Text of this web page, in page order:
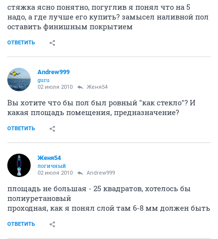
стяжка ясно понятно, погуглив я понял что на 5
надо, а где лучше его купить? замысел наливной пол
оставить финишным покрытием
ОТВЕТИТЬ
Andrew999
guru
02 июля 2010 Женя54
Вы хотите что бы пол был ровный "как стекло"? И
какая площадь помещения, предназначение?
ОТВЕТИТЬ
Женя54
логичный
02 июля 2010 Andrew999
площадь не большая - 25 квадратов, хотелось бы
полиуретановый
проходная, как я понял слой там 6-8 мм должен быть
ОТВЕТИТЬ